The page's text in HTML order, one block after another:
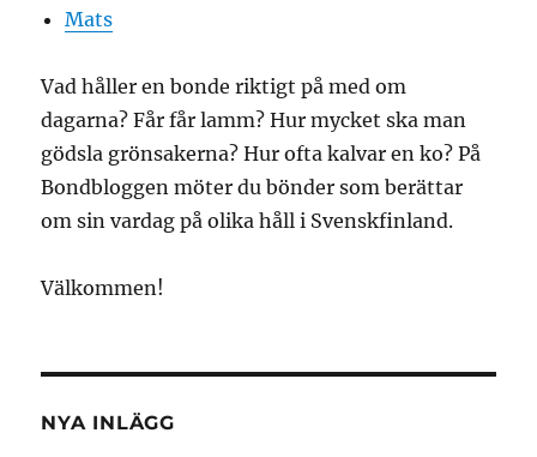
Mats
Vad håller en bonde riktigt på med om
dagarna? Får får lamm? Hur mycket ska man
gödsla grönsakerna? Hur ofta kalvar en ko? På
Bondbloggen möter du bönder som berättar
om sin vardag på olika håll i Svenskfinland.
Välkommen!
NYA INLÄGG